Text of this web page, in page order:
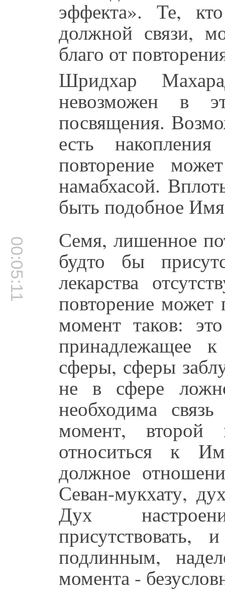
эффекта». Те,
должной связи,
благо от
Шридхар
невозможен в
посвящения.
есть
повторение
намабхасой.
быть подобное
00:05:11 Семя, лишенное
будто бы
лекарства
повторение может
момент таков:
принадлежащее
сферы, сферы
не в сфере
необходима
момент, второй
относиться к
должное
Севан-мукхату,
Дух
подлинным,
момента -